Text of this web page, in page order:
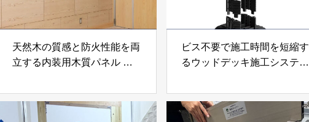
天然木の質感と防火性能を両
立する内装用木質パネル
モクパネル）」 合同会社サ
ンパテック
ビス不要で施工時間を短縮す
るウッドデッキ施工システム
JAPAN